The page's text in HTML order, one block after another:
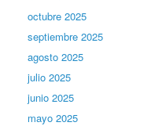
octubre 2025
septiembre 2025
agosto 2025
julio 2025
junio 2025
mayo 2025